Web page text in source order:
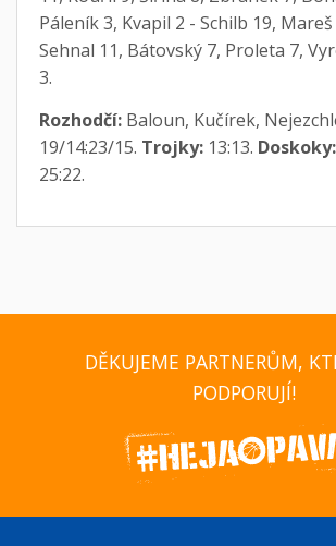
Páleník 3, Kvapil 2 - Schilb 19,
Sehnal 11, Bátovský 7, Proleta 7,
3.
Rozhodčí:Baloun, Kučírek,
19/14:23/15. Trojky:13:13. Doskoky:
25:22.
DĚKUJEME PARTNERŮM,
PODPORUJÍ!